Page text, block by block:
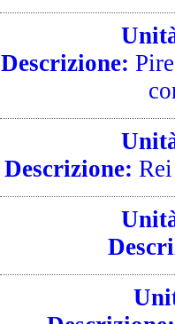
Descrizione:
Descrizione: